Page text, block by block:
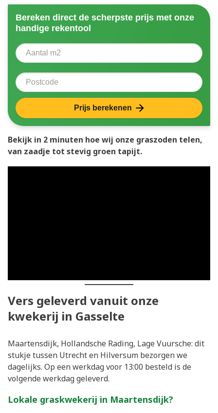
Bereken direct de scherpste prijs met onze
handige rekentool
Aantal vierkante meter
Postcode
Prijs berekenen
Bekijk in 2 minuten hoe wij onze graszoden telen,
van zaadje tot stevig groen tapijt.
Vers geleverd vanuit onze
kwekerij in Gasselte
Maartensdijk, Hollandsche Rading, Lage Vuursche: dit
stukje tussen Utrecht en Hilversum bezorgen we
dagelijks. Op een werkdag voor 13:00 besteld is de
volgende werkdag geleverd.
Lokale graskwekerij in Maartensdijk?